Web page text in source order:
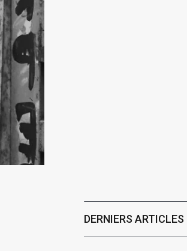
DERNIERS ARTICLES